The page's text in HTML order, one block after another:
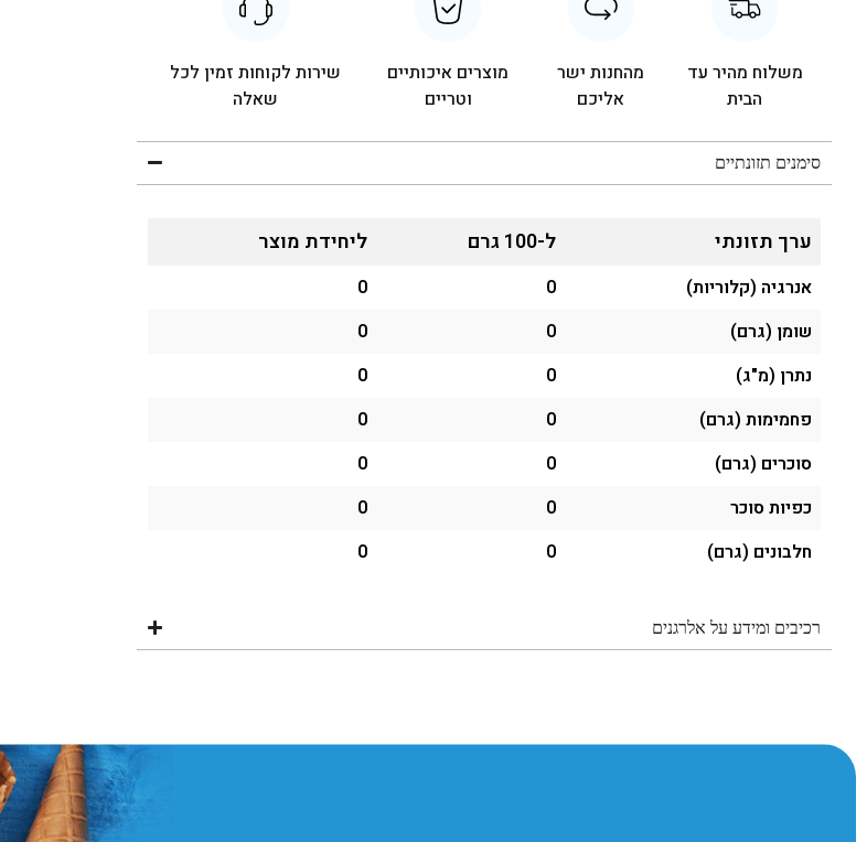
משלוח מהיר עד
הבית
מהחנות ישר
אליכם
מוצרים איכותיים
וטריים
שירות לקוחות זמין לכל
שאלה
סימנים תזונתיים
ערך תזונתי ל-100 גרם ליחידת מוצר
אנרגיה (קלוריות) 0
0
שומן (גרם)
0
0
נתרן (מ"ג)
0
0
פחמימות (גרם)
0
0
סוכרים (גרם)
0
0
כפיות סוכר
0
0
חלבונים (גרם)
0
0
רכיבים ומידע על אלרגנים